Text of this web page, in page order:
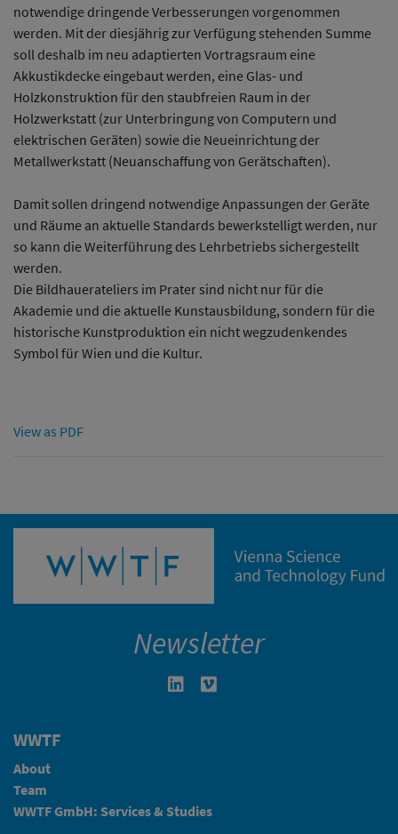
notwendige dringende Verbesserungen vorgenommen
werden. Mit der diesjährig zur Verfügung stehenden Summe
soll deshalb im neu adaptierten Vortragsraum eine
Akkustikdecke eingebaut werden, eine Glas- und
Holzkonstruktion für den staubfreien Raum in der
Holzwerkstatt (zur Unterbringung von Computern und
elektrischen Geräten) sowie die Neueinrichtung der
Metallwerkstatt (Neuanschaffung von Gerätschaften).
Damit sollen dringend notwendige Anpassungen der Geräte
und Räume an aktuelle Standards bewerkstelligt werden, nur
so kann die Weiterführung des Lehrbetriebs sichergestellt
werden.
Die Bildhauerateliers im Prater sind nicht nur für die
Akademie und die aktuelle Kunstausbildung, sondern für die
historische Kunstproduktion ein nicht wegzudenkendes
Symbol für Wien und die Kultur.
View as PDF
Newsletter
Linkedin in neuem Fenster öffnen
WWTF
About
Team
WWTF GmbH: Services & Studies